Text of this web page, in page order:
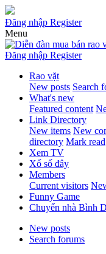
Đăng nhập Register
Menu
Đăng nhập Register
Rao vặt
New posts Search
What's new
Featured content
Link Directory
New items New
directory Mark read
Xem TV
Xổ số đây
Members
Current visitors
Funny Game
Chuyển nhà Bình
New posts
Search forums